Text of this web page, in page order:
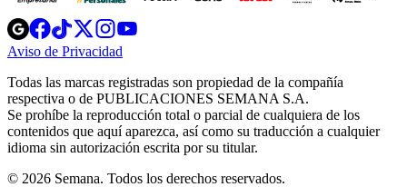
Opens
in
new
Opens
in
new
Opens
in
new
window
Opens
new
windowwindow
Aviso de Privacidad
new
window
Todas las marcas registradas son propiedad de la compañía
respectiva o de PUBLICACIONES SEMANA S.A.
Se prohíbe la reproducción total o parcial de cualquiera de los
contenidos que aquí aparezca, así como su traducción a cualquier
idioma sin autorización escrita por su titular.
© 2026 Semana. Todos los derechos reservados.